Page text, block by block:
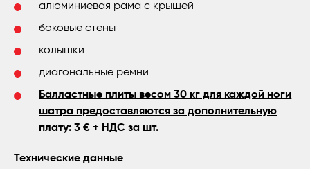
алюминиевая рама с крышей
боковые стены
колышки
диагональные ремни
Балластные плиты весом 30 кг для каждой ноги
шатра предоставляются за дополнительную
плату: 3 € + НДС за шт.
Технические данные